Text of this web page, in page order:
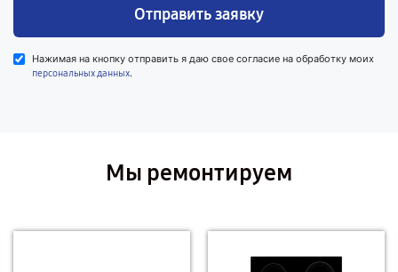
Отправить заявку
Нажимая на кнопку отправить я даю свое согласие на обработку моих
персональных данных.
Мы ремонтируем